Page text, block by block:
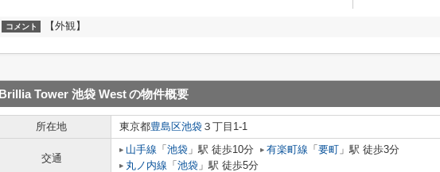
コメント 【外観】
Brillia Tower 池袋 Westの物件概要
所在地 東京都豊島区池袋 ３丁目1-1
交通
山手線 「 池袋 」駅 徒歩10分 有楽町線 「 要町 」駅 徒歩3分
丸ノ内線 「 池袋 」駅 徒歩5分